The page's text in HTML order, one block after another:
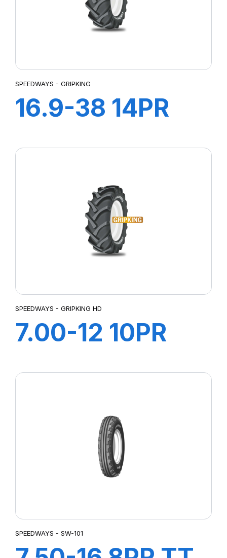
SPEEDWAYS - GRIPKING
16.9-38 14PR
SPEEDWAYS - GRIPKING HD
7.00-12 10PR
SPEEDWAYS - SW-101